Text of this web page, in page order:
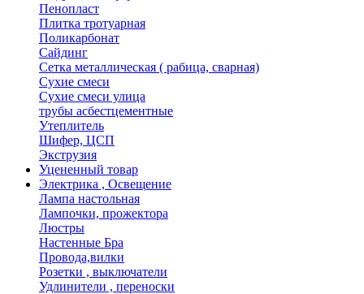
Пенопласт
Плитка тротуарная
Поликарбонат
Сайдинг
Сетка металлическая ( рабица, сварная)
Сухие смеси
Сухие смеси улица
трубы асбестцементные
Утеплитель
Шифер, ЦСП
Экструзия
Уцененный товар
Электрика , Освещение
Лампа настольная
Лампочки, прожектора
Люстры
Настенные Бра
Провода,вилки
Розетки , выключатели
Удлинители , переноски